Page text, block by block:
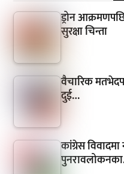
ड्रोन
सुरक्षा चिन्ता
वैचारिक
दुई…
कांग्रेस